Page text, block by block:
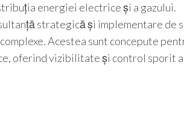
energiei electrice și a gazului.
strategică și implementare de
Acestea sunt concepute
oferind vizibilitate și control sporit